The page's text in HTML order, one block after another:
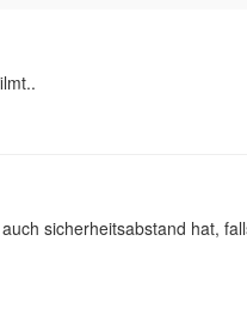
sicherheitsabstand hat,